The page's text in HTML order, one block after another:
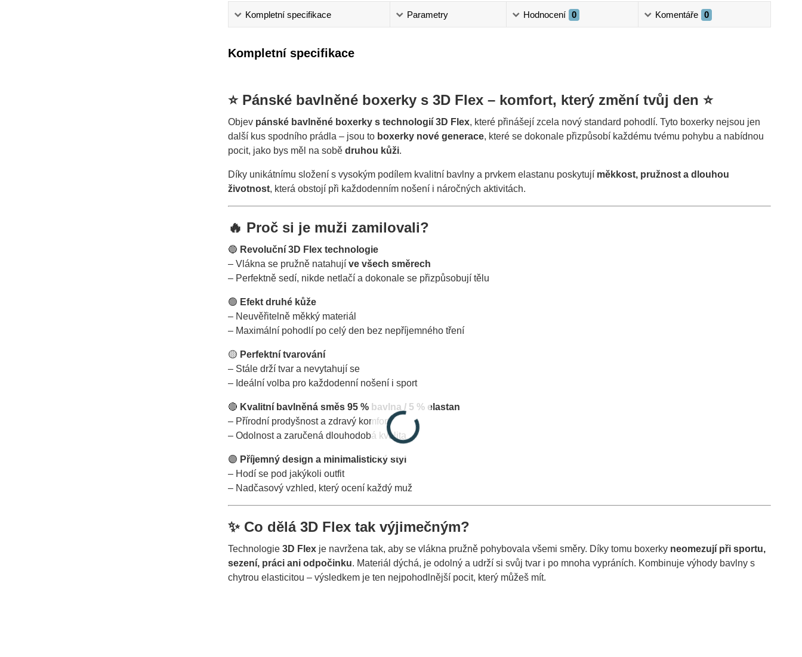
Kompletní specifikace Parametry Hodnocení 0 Komentáře 0
Kompletní specifikace
⭐ Pánské bavlněné boxerky s 3D Flex – komfort, který změní tvůj den ⭐
Objev pánské bavlněné boxerky s technologií 3D Flex, které přinášejí zcela nový standard pohodlí. Tyto boxerky nejsou jen
další kus spodního prádla – jsou to boxerky nové generace, které se dokonale přizpůsobí každému tvému pohybu a nabídnou
pocit, jako bys měl na sobě druhou kůži.
Díky unikátnímu složení s vysokým podílem kvalitní bavlny a prvkem elastanu poskytují měkkost, pružnost a dlouhou
životnost, která obstojí při každodenním nošení i náročných aktivitách.
🔥 Proč si je muži zamilovali?
🔵 Revoluční 3D Flex technologie
– Vlákna se pružně natahují ve všech směrech
– Perfektně sedí, nikde netlačí a dokonale se přizpůsobují tělu
🟢 Efekt druhé kůže
– Neuvěřitelně měkký materiál
– Maximální pohodlí po celý den bez nepříjemného tření
🟡 Perfektní tvarování
– Stále drží tvar a nevytahují se
– Ideální volba pro každodenní nošení i sport
🔴 Kvalitní bavlněná směs 95 % bavlna / 5 % elastan
– Přírodní prodyšnost a zdravý komfort
– Odolnost a zaručená dlouhodobá kvalita
🟣 Příjemný design a minimalistický styl
– Hodí se pod jakýkoli outfit
– Nadčasový vzhled, který ocení každý muž
✨ Co dělá 3D Flex tak výjimečným?
Technologie 3D Flexje navržena tak, aby se vlákna pružně pohybovala všemi směry. Díky tomu boxerky neomezují při sportu,
sezení, práci ani odpočinku. Materiál dýchá, je odolný a udrží si svůj tvar i po mnoha vypráních. Kombinuje výhody bavlny s
chytrou elasticitou – výsledkem je ten nejpohodlnější pocit, který můžeš mít.